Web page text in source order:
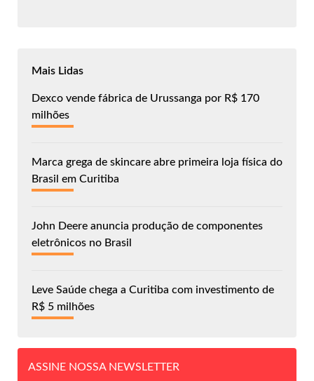
Mais Lidas
Dexco vende fábrica de Urussanga por R$ 170
milhões
Marca grega de skincare abre primeira loja física do
Brasil em Curitiba
John Deere anuncia produção de componentes
eletrônicos no Brasil
Leve Saúde chega a Curitiba com investimento de
R$ 5 milhões
ASSINE NOSSA NEWSLETTER